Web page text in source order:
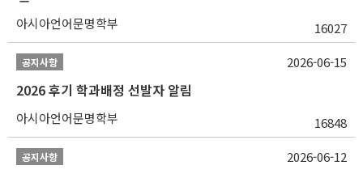
아시아언어문명학부 16027
공지사항
2026 후기 학과배정 선발자 알림
아시아언어문명학부 16848
2026-06-15
공지사항 2026-06-12